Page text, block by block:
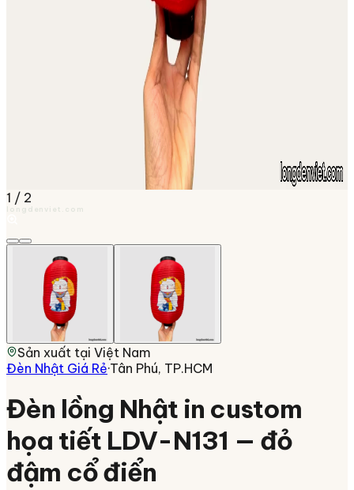
1 / 2
longdenviet.com
Sản xuất tại Việt Nam
Đèn Nhật Giá Rẻ·Tân Phú, TP.HCM
Đèn lồng Nhật in custom
họa tiết LDV-N131 — đỏ
đậm cổ điển